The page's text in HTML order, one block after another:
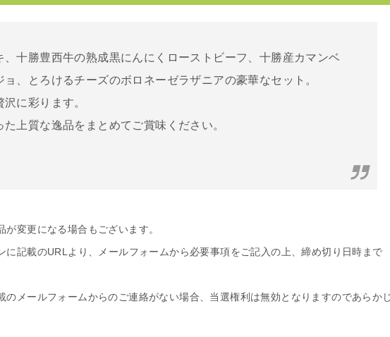
、十勝豊西牛の熟成黒にんにくローストビーフ、十勝産カマンベ
、とろけるチーズのボロネーゼラザニアの豪華なセット。
に彩ります。
上質な逸品をまとめてご賞味ください。
変更になる場合もございます。
記載のURLより、メールフォームから必要事項をご記入の上、締め切り日時まで
メールフォームからのご連絡がない場合、当選権利は無効となりますのであらか